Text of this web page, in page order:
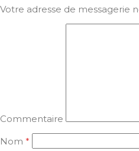
Votre adresse de messagerie
Commentaire
Nom *